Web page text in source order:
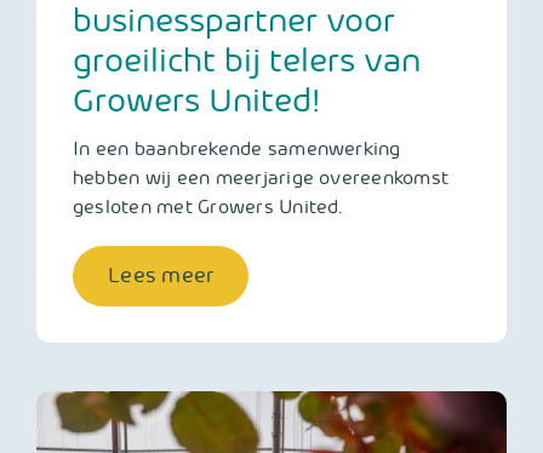
businesspartner voor
groeilicht bij telers van
Growers United!
In een baanbrekende samenwerking
hebben wij een meerjarige overeenkomst
gesloten met Growers United.
Lees meer